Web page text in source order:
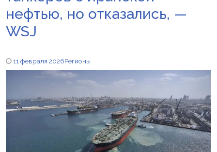
нефтью, но отказались, —
WSJ
11 февраля 2026Регионы